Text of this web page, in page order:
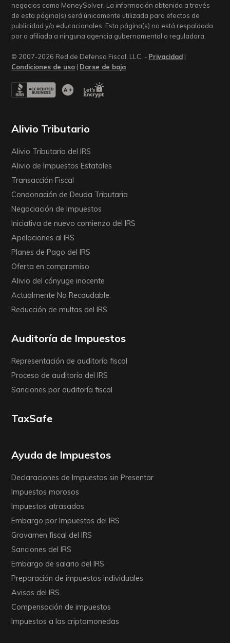
negocios como MoneySolver. La información obtenida a través
de esta página(s) será únicamente utilizada para efectos de
publicidad y/o educacionales. Esta página(s) no está respaldada
por o afiliada a ninguna agencia gubernamental o reguladora.
© 2007-2026 Red de Defensa Fiscal, LLC. - Privacidad |
Condiciones de uso | Darse de baja
Alivio Tributario
Alivio Tributario del IRS
Alivio de Impuestos Estatales
Transacción Fiscal
Condonación de Deuda Tributaria
Negociación de Impuestos
Iniciativa de nuevo comienzo del IRS
Apelaciones al IRS
Planes de Pago del IRS
Oferta en compromiso
Alivio del cónyuge inocente
Actualmente No Recaudable.
Reducción de multas del IRS
Auditoría de Impuestos
Representación de auditoría fiscal
Proceso de auditoría del IRS
Sanciones por auditoría fiscal
TaxSafe
Ayuda de Impuestos
Declaraciones de Impuestos sin Presentar
Impuestos morosos
Impuestos atrasados
Embargo por Impuestos del IRS
Gravamen fiscal del IRS
Sanciones del IRS
Embargo de salario del IRS
Preparación de impuestos individuales
Avisos del IRS
Compensación de impuestos
Impuestos a las criptomonedas